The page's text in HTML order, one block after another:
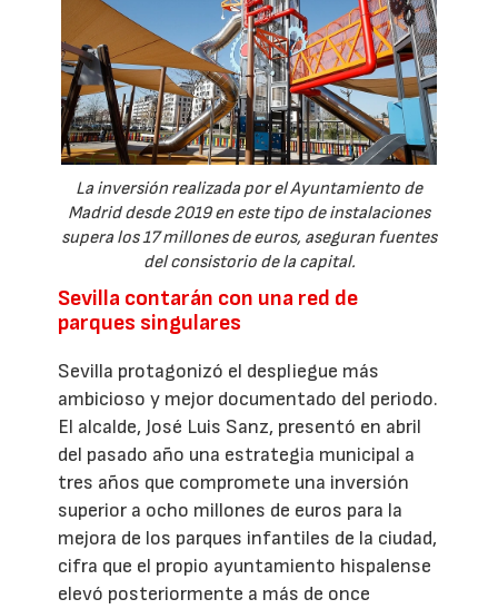
La inversión realizada por el Ayuntamiento de
Madrid desde 2019 en este tipo de instalaciones
supera los 17 millones de euros, aseguran fuentes
del consistorio de la capital.
Sevilla contarán con una red de
parques singulares
Sevilla protagonizó el despliegue más
ambicioso y mejor documentado del periodo.
El alcalde, José Luis Sanz, presentó en abril
del pasado año una estrategia municipal a
tres años que compromete una inversión
superior a ocho millones de euros para la
mejora de los parques infantiles de la ciudad,
cifra que el propio ayuntamiento hispalense
elevó posteriormente a más de once